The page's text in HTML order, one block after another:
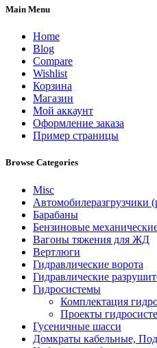
Main Menu
Home
Blog
Compare
Wishlist
Корзина
Магазин
Мой аккаунт
Оформление заказа
Пример страницы
Browse Categories
Misc
Автомобилеразгрузчики
Барабаны
Бензиновые
Вагоны тяжения для ЖД
Вертлюги
Гидравлические ворота
Гидравлические
Гидросистемы
Комплектация
Проекты
Гусеничные шасси
Домкраты кабельные,